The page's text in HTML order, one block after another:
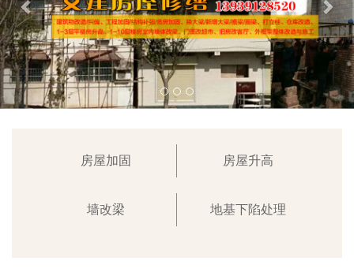
房屋加固 房屋升高
墙改梁 地基下陷处理